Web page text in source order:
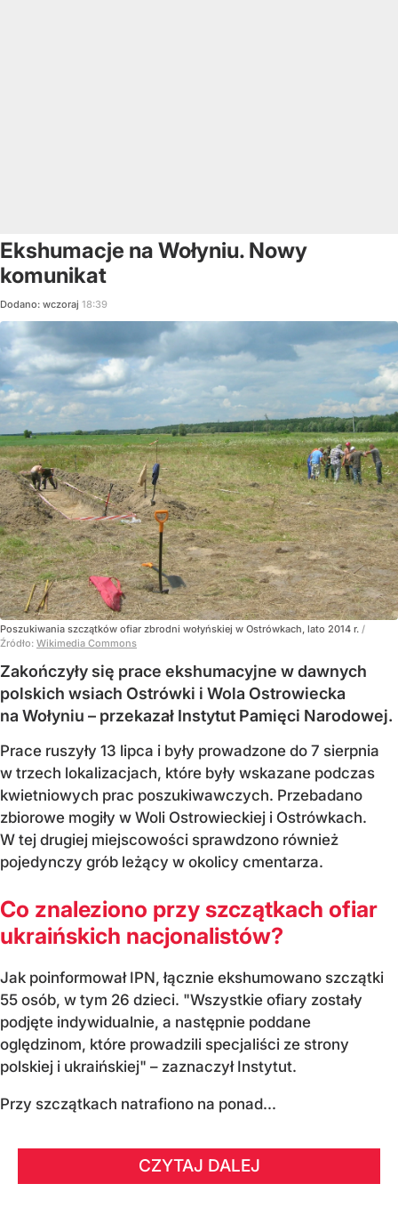
Ekshumacje na Wołyniu. Nowy
komunikat
Dodano: wczoraj 18:39
Poszukiwania szczątków ofiar zbrodni wołyńskiej w Ostrówkach, lato 2014 r. /
Źródło: Wikimedia Commons
Zakończyły się prace ekshumacyjne w dawnych
polskich wsiach Ostrówki i Wola Ostrowiecka
na Wołyniu – przekazał Instytut Pamięci Narodowej.
Prace ruszyły 13 lipca i były prowadzone do 7 sierpnia
w trzech lokalizacjach, które były wskazane podczas
kwietniowych prac poszukiwawczych. Przebadano
zbiorowe mogiły w Woli Ostrowieckiej i Ostrówkach.
W tej drugiej miejscowości sprawdzono również
pojedynczy grób leżący w okolicy cmentarza.
Co znaleziono przy szczątkach ofiar
ukraińskich nacjonalistów?
Jak poinformował IPN, łącznie ekshumowano szczątki
55 osób, w tym 26 dzieci. "Wszystkie ofiary zostały
podjęte indywidualnie, a następnie poddane
oględzinom, które prowadzili specjaliści ze strony
polskiej i ukraińskiej" – zaznaczył Instytut.
Przy szczątkach natrafiono na ponad...
CZYTAJ DALEJ